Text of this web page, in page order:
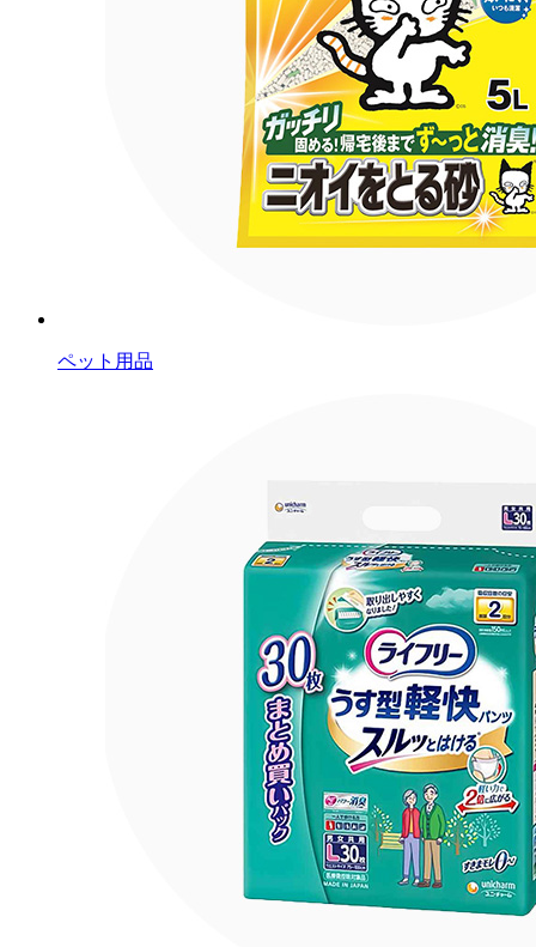
ペット用品